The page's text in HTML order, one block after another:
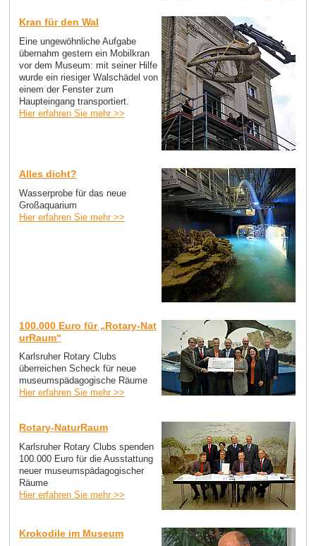
Kran für den Wal
Eine ungewöhnliche Aufgabe
übernahm gestern ein Mobilkran
vor dem Museum: mit seiner Hilfe
wurde ein riesiger Walschädel von
einem der Fenster zum
Haupteingang transportiert.
Hier erfahren Sie mehr >>
Alles dicht?
Wasserprobe für das neue
Großaquarium
Hier erfahren Sie mehr >>
100.000 Euro für „Rotary-Nat
urRaum“
Karlsruher Rotary Clubs
überreichen Scheck für neue
museumspädagogische Räume
Hier erfahren Sie mehr >>
Rotary-NaturRaum
Karlsruher Rotary Clubs spenden
100.000 Euro für die Ausstattung
neuer museumspädagogischer
Räume
Hier erfahren Sie mehr >>
Krokodile im Museum